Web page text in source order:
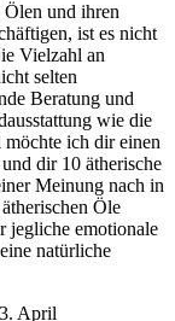
Ölen und ihren
ist es nicht
Vielzahl an
selten
Beratung und
wie die
ich dir einen
dir 10 ätherische
Meinung nach in
Öle
jegliche emotionale
natürliche
3. April